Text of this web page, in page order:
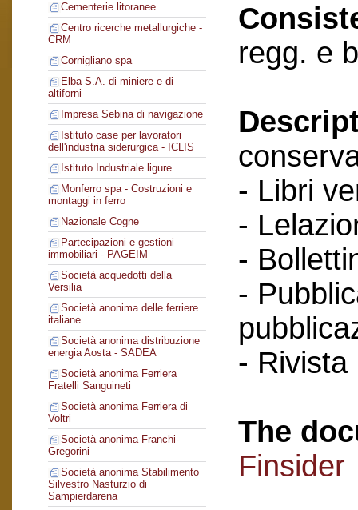
Cementerie litoranee
Centro ricerche metallurgiche -
CRM
Cornigliano spa
Elba S.A. di miniere e di
altiforni
Impresa Sebina di navigazione
Istituto case per lavoratori
dell'industria siderurgica - ICLIS
Istituto Industriale ligure
Monferro spa - Costruzioni e
montaggi in ferro
Nazionale Cogne
Partecipazioni e gestioni
immobiliari - PAGEIM
Società acquedotti della
Versilia
Società anonima delle ferriere
italiane
Società anonima distribuzione
energia Aosta - SADEA
Società anonima Ferriera
Fratelli Sanguineti
Società anonima Ferriera di
Voltri
Società anonima Franchi-
Gregorini
Società anonima Stabilimento
Silvestro Nasturzio di
Sampierdarena
regg. e
- Libri
-
-
-
- Rivista
The
Finsider